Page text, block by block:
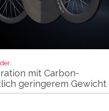
mit Carbon-
geringerem Gewicht